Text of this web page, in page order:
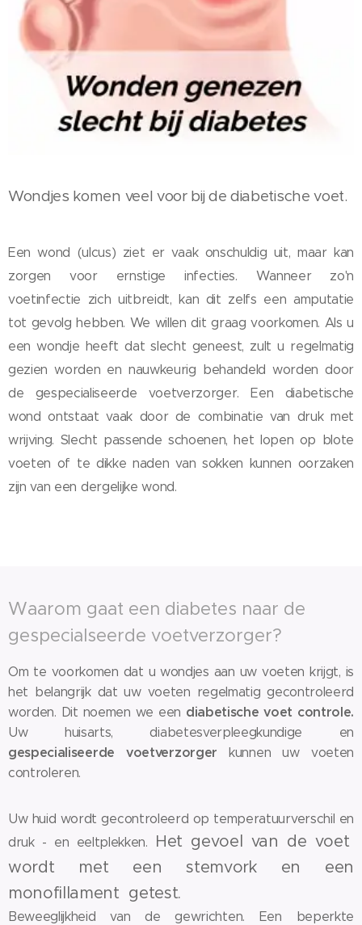
Wondjes komen veel voor bij de diabetische voet.
Een wond (ulcus) ziet er vaak onschuldig uit, maar kan
zorgen voor ernstige infecties. Wanneer zo'n
voetinfectie zich uitbreidt, kan dit zelfs een amputatie
tot gevolg hebben. We willen dit graag voorkomen. Als u
een wondje heeft dat slecht geneest, zult u regelmatig
gezien worden en nauwkeurig behandeld worden door
de gespecialiseerde voetverzorger. Een diabetische
wond ontstaat vaak door de combinatie van druk met
wrijving. Slecht passende schoenen, het lopen op blote
voeten of te dikke naden van sokken kunnen oorzaken
zijn van een dergelijke wond.
Waarom gaat een diabetes naar de
gespecialseerde voetverzorger?
Om te voorkomen dat u wondjes aan uw voeten krijgt, is
het belangrijk dat uw voeten regelmatig gecontroleerd
worden. Dit noemen we een diabetische voet controle.
Uw huisarts, diabetesverpleegkundige en
gespecialiseerde voetverzorger kunnen uw voeten
controleren.
Uw huid wordt gecontroleerd op temperatuurverschil en
druk - en eeltplekken.
Het gevoel van de voet
wordt met een stemvork en een
monofillament getest.
Beweeglijkheid van de gewrichten. Een beperkte